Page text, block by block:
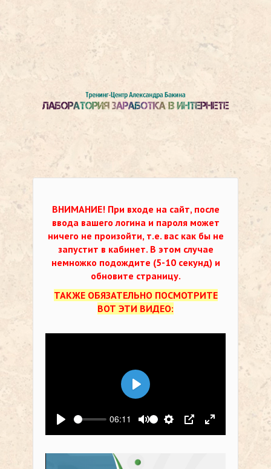
ВНИМАНИЕ! При входе на сайт, после
ввода вашего логина и пароля может
ничего не произойти, т.е. вас как бы не
запустит в кабинет. В этом случае
немножко подождите (5-10 секунд) и
обновите страницу.
ТАКЖЕ ОБЯЗАТЕЛЬНО ПОСМОТРИТЕ
ВОТ ЭТИ ВИДЕО:
Воспроизвести
06:11
Выключить звук
Настройки
PIP На весь
Воспроизвести